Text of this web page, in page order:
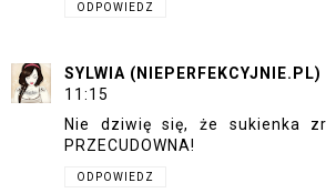
ODPOWIEDZ
SYLWIA (NIEPERFEKCYJNIE.PL)
11:15
Nie dziwię się, że sukienka
PRZECUDOWNA!
ODPOWIEDZ